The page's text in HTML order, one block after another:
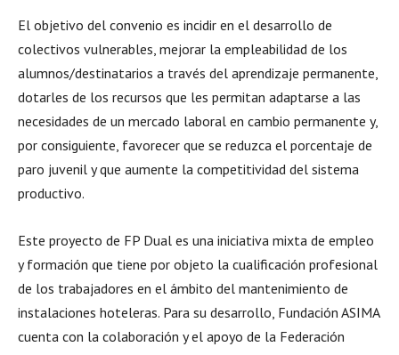
El objetivo del convenio es incidir en el desarrollo de
colectivos vulnerables, mejorar la empleabilidad de los
alumnos/destinatarios a través del aprendizaje permanente,
dotarles de los recursos que les permitan adaptarse a las
necesidades de un mercado laboral en cambio permanente y,
por consiguiente, favorecer que se reduzca el porcentaje de
paro juvenil y que aumente la competitividad del sistema
productivo.
Este proyecto de FP Dual es una iniciativa mixta de empleo
y formación que tiene por objeto la cualificación profesional
de los trabajadores en el ámbito del mantenimiento de
instalaciones hoteleras. Para su desarrollo, Fundación ASIMA
cuenta con la colaboración y el apoyo de la Federación